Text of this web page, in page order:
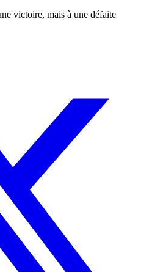
victoire, mais à une défaite